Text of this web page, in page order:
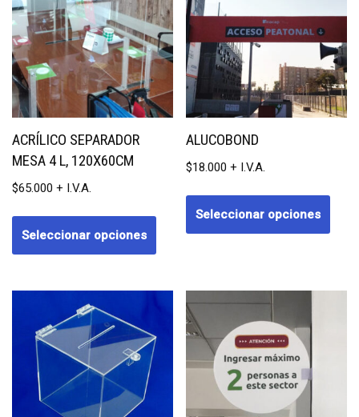
ACRÍLICO SEPARADOR
MESA 4 L, 120X60CM
$65.000
Seleccionar opciones
ALUCOBOND
$18.000
Seleccionar opciones